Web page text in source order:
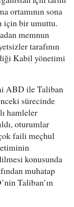
ortamının sona
için bir umuttu.
memnun
tarafının
Kabil yönetimi
ABD ile Taliban
sürecinde
hamleler
oturumlar
faili meçhul
konusunda
muhatap
Taliban’ın